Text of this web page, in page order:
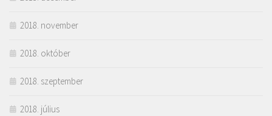
2018. november
2018. október
2018. szeptember
2018. július